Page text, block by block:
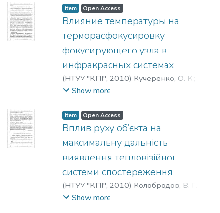
Item Open Access
Влияние температуры на
терморасфокусировку
фокусирующего узла в
инфракрасных системах
(НТУУ "КПІ", 2010) Кучеренко, О. К.
Муравьёв, А. В.
Куцурук, В. М.;Kucherenko, О. K.
A. V.;Kutsuruk, V. N.
Show more
Item Open Access
Вплив руху об’єкта на
максимальну дальність
виявлення тепловізійної
системи спостереження
(НТУУ "КПІ", 2010) Колобродов, В. Г.
Наздравецький, О. О.
Show more